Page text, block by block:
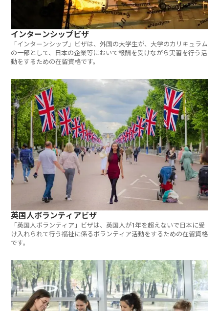
インターンシップビザ
「インターンシップ」ビザは、外国の大学生が、大学のカリキュラム
の一部として、日本の企業等において報酬を受けながら実習を行う活
動をするための在留資格です。
英国人ボランティアビザ
「英国人ボランティア」ビザは、英国人が1年を超えないで日本に受
け入れられて行う福祉に係るボランティア活動をするための在留資格
です。